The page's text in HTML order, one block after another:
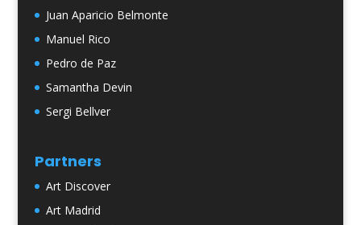
Juan Aparicio Belmonte
Manuel Rico
Pedro de Paz
Samantha Devin
Sergi Bellver
Partners
Art Discover
Art Madrid